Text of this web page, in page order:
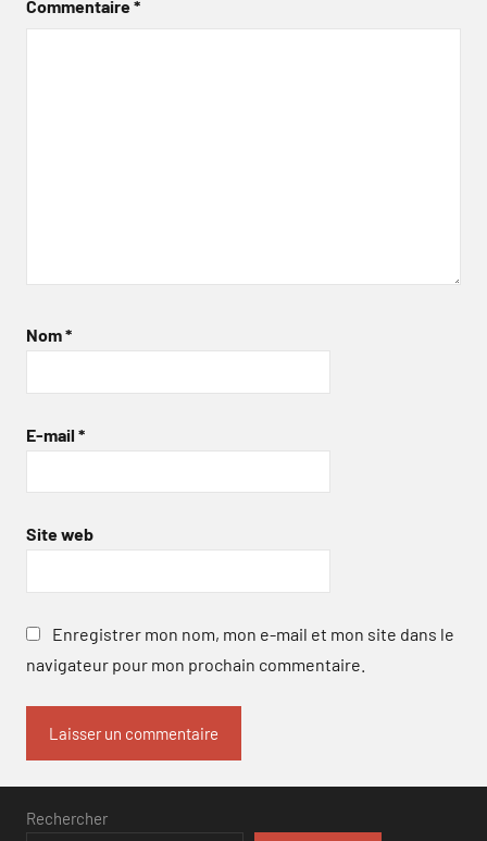
Commentaire*
Nom*
E-mail *
Site web
Enregistrer mon nom, mon e-mail et mon site dans le
navigateur pour mon prochain commentaire.
Rechercher